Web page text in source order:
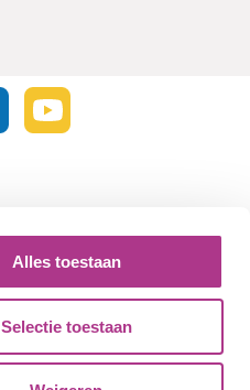
Alles toestaan
Selectie toestaan